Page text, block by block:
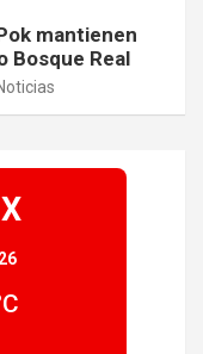
mantienen
Bosque Real